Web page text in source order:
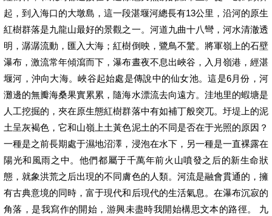
起，到入海口的大墩島，這一段湛堰河總長有13公里，沿河的原生
紅樹群落是九龍山最好的景觀之一。河道九曲十八彎，河水清澈透
明，潺潺流動，匯入大海；紅樹倒映，鷺鳥不驚。將軍嶺上的石壁
瀑布，激流常年傾瀉而下，瀑布晝夜不息出峽谷，入月嶺港，經湛
堰河，沖向大海。峽谷起始處是傳說中的仙女池。這是6月份，河
灘邊的無瓣海桑果實累累，隨海水漂流去向遠方。洼地里的蝦塘是
人工挖掘的，夾在原生態紅樹群落中有如補丁般突兀。圩堤上的泥
土呈灰褐色，它和山嶺上土黃色泥土的不同是否在于光照的原因？
一種是之前長期處于濕地沼澤，浸泡在水下，另一種是一直裸露在
陽光和風雨之中。他們都屬于千萬年前火山噴發之后的新生命狀
態，就象洪荒之后出現的不同膚色的人類。河流是融會貫通的，擁
有古典意境的同時，富于現代和后現代的生活氣息。在瀑布沉寂的
角落，是我寫作的開始，游興未盡時我開始構思文本的路徑。 九